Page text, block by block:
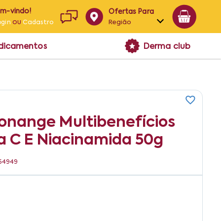
vindo!
ouCadastro
Ofertas Para
Região
Alagoas
Derma club
Multibenefícios
C E Niacinamida 50g